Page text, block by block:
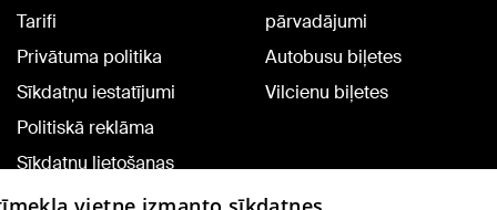
Tarifi
Privātuma politika
Sīkdatņu iestatījumi
Politiskā reklāma
Sīkdatņu lietošanas
noteikumi
pārvadājumi
Autobusu biļetes
Vilcienu biļetes